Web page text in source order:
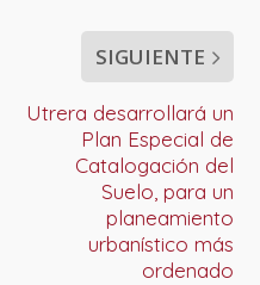
SIGUIENTE
Utrera desarrollará un
Plan Especial de
Catalogación del
Suelo, para un
planeamiento
urbanístico más
ordenado